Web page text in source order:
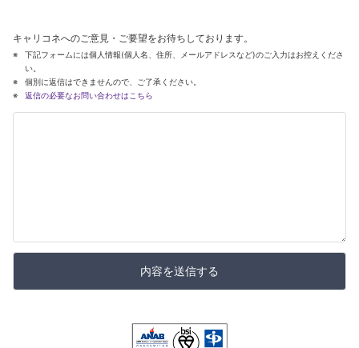
キャリコネへのご意見・ご要望をお待ちしております。
下記フォームには個人情報(個人名、住所、メールアドレスなど)のご入力はお控えくださ
い。
個別に返信はできませんので、ご了承ください。
返信の必要なお問い合わせはこちら
内容を送信する